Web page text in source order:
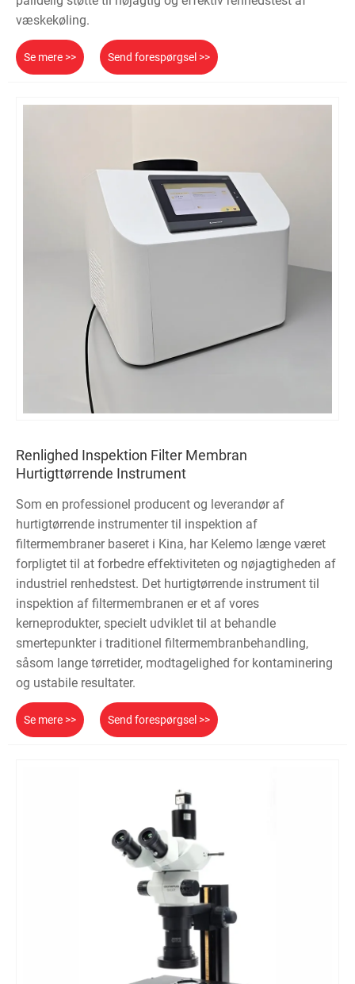
væskekøling.
Se mere >> Send forespørgsel >>
Renlighed Inspektion Filter Membran
Hurtigttørrende Instrument
Som en professionel producent og leverandør af
hurtigtørrende instrumenter til inspektion af
filtermembraner baseret i Kina, har Kelemo længe været
forpligtet til at forbedre effektiviteten og nøjagtigheden af ​​
industriel renhedstest. Det hurtigtørrende instrument til
inspektion af filtermembranen er et af vores
kerneprodukter, specielt udviklet til at behandle
smertepunkter i traditionel filtermembranbehandling,
såsom lange tørretider, modtagelighed for kontaminering
og ustabile resultater.
Se mere >> Send forespørgsel >>